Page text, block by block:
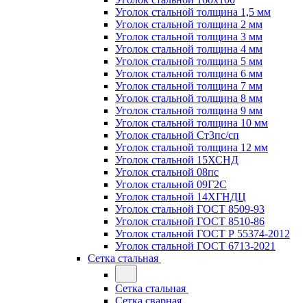
Уголок стальной толщина 1,5 мм
Уголок стальной толщина 2 мм
Уголок стальной толщина 3 мм
Уголок стальной толщина 4 мм
Уголок стальной толщина 5 мм
Уголок стальной толщина 6 мм
Уголок стальной толщина 7 мм
Уголок стальной толщина 8 мм
Уголок стальной толщина 9 мм
Уголок стальной толщина 10 мм
Уголок стальной Ст3пс/сп
Уголок стальной толщина 12 мм
Уголок стальной 15ХСНД
Уголок стальной 08пс
Уголок стальной 09Г2С
Уголок стальной 14ХГНДЦ
Уголок стальной ГОСТ 8509-93
Уголок стальной ГОСТ 8510-86
Уголок стальной ГОСТ Р 55374-2012
Уголок стальной ГОСТ 6713-2021
Сетка стальная
Сетка стальная
Сетка сварная